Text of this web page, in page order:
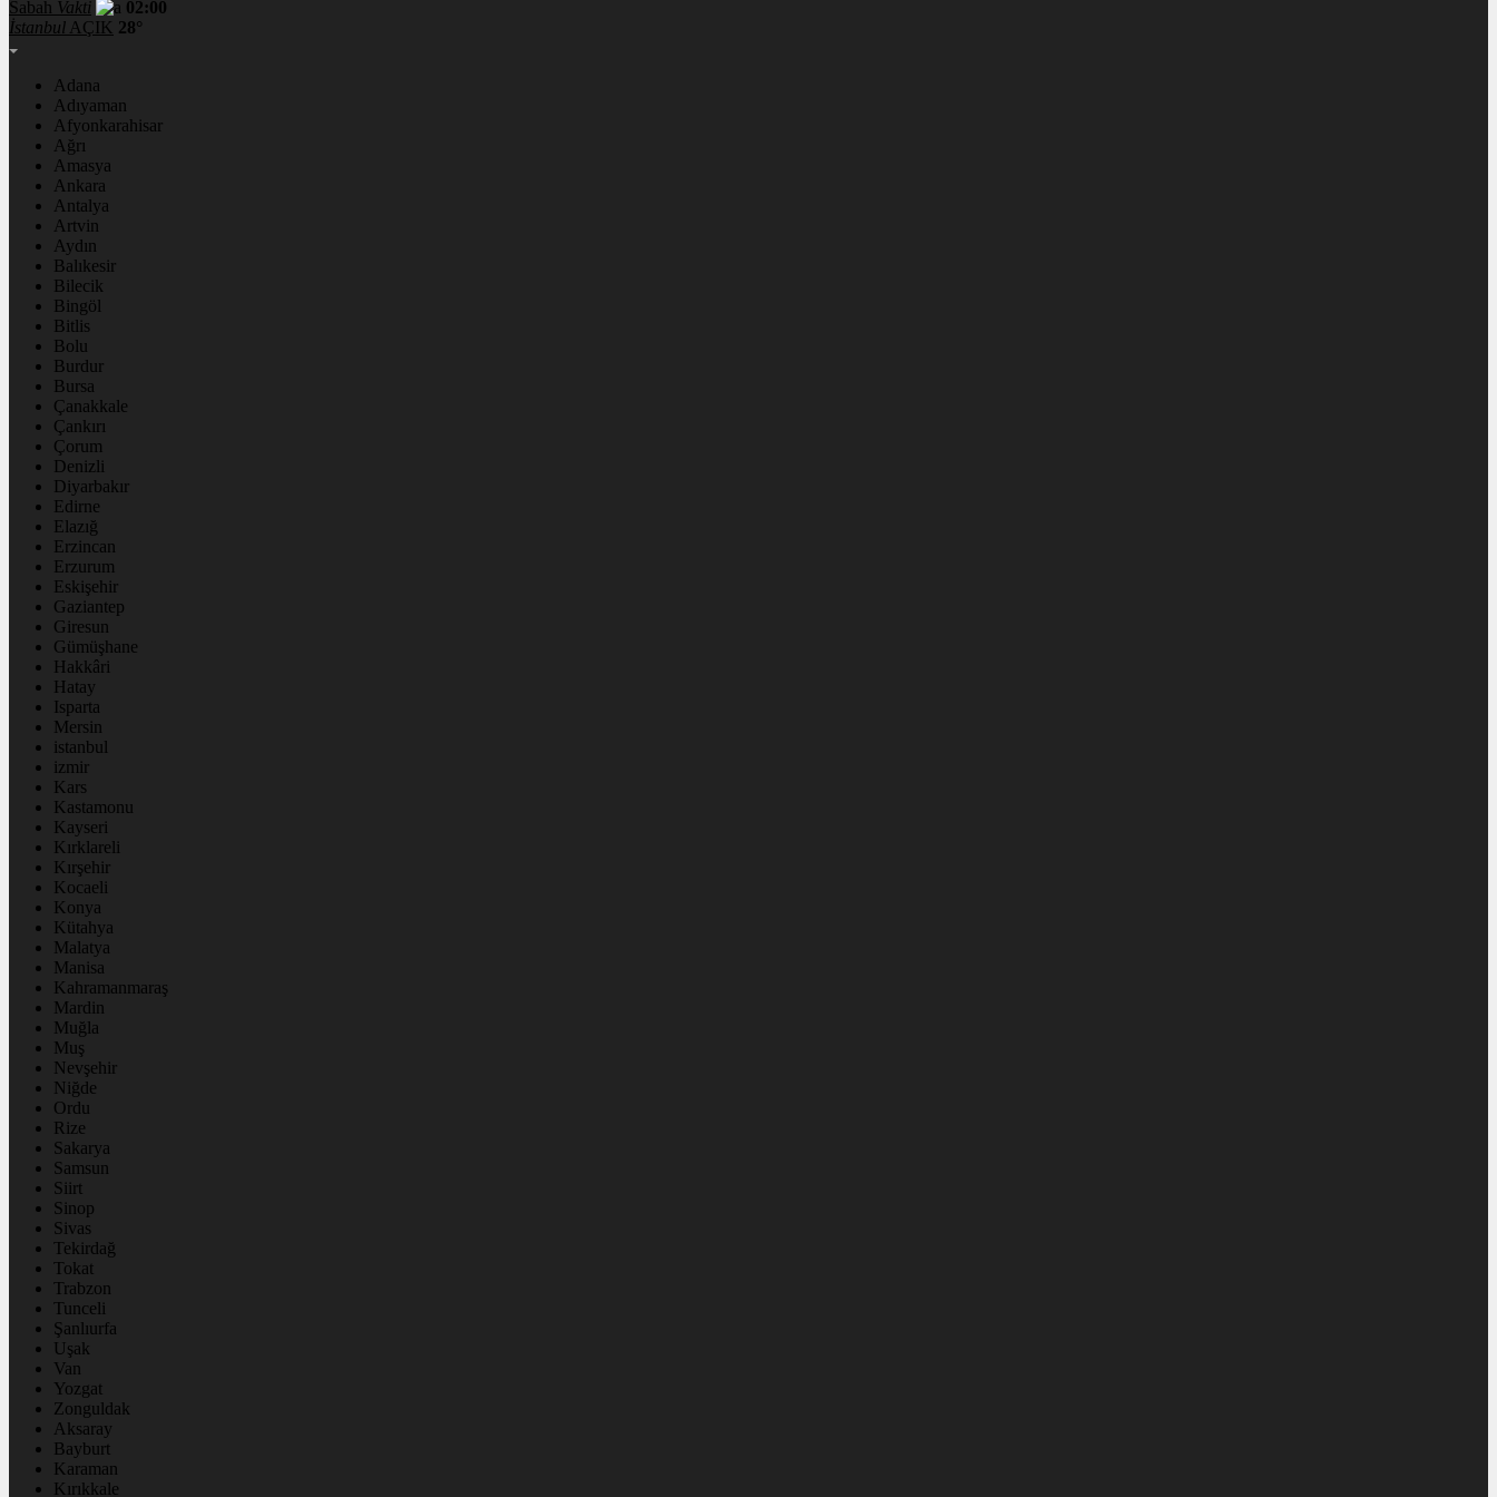
Sabah Vakti
02:00
İstanbul AÇIK 28°
Adana
Adıyaman
Afyonkarahisar
Ağrı
Amasya
Ankara
Antalya
Artvin
Aydın
Balıkesir
Bilecik
Bingöl
Bitlis
Bolu
Burdur
Bursa
Çanakkale
Çankırı
Çorum
Denizli
Diyarbakır
Edirne
Elazığ
Erzincan
Erzurum
Eskişehir
Gaziantep
Giresun
Gümüşhane
Hakkâri
Hatay
Isparta
Mersin
istanbul
izmir
Kars
Kastamonu
Kayseri
Kırklareli
Kırşehir
Kocaeli
Konya
Kütahya
Malatya
Manisa
Kahramanmaraş
Mardin
Muğla
Muş
Nevşehir
Niğde
Ordu
Rize
Sakarya
Samsun
Siirt
Sinop
Sivas
Tekirdağ
Tokat
Trabzon
Tunceli
Şanlıurfa
Uşak
Van
Yozgat
Zonguldak
Aksaray
Bayburt
Karaman
Kırıkkale